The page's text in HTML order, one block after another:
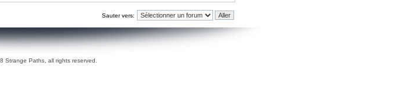
Sauter vers:
Strange Paths, all rights reserved.